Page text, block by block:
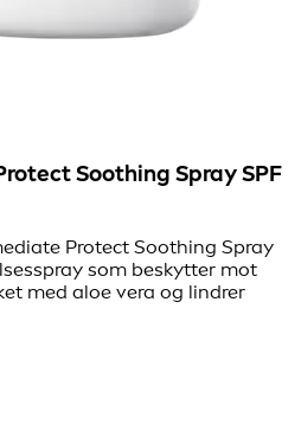
Soothing Spray SPF
Protect Soothing Spray
som beskytter mot
med aloe vera og lindrer